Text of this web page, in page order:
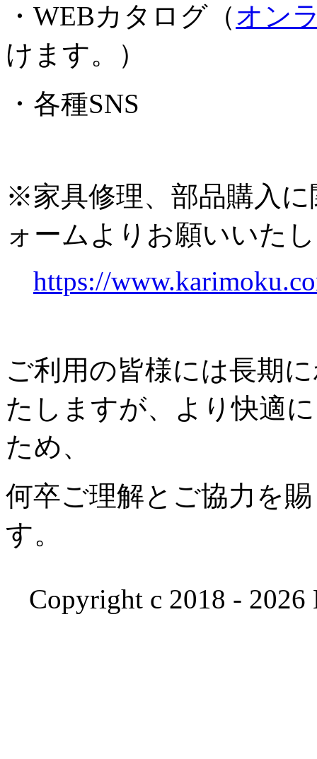
・WEBカタログ（オン
けます。）
・各種SNS
※家具修理、部品購入
ォームよりお願いいた
https://
ご利用の皆様には長期
たしますが、より快適
ため、
何卒ご理解とご協力を
す。
Copyright c 2018 -